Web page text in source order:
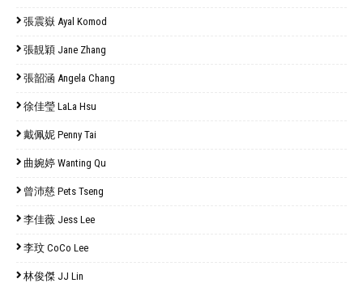
張震嶽 Ayal Komod
張靚穎 Jane Zhang
張韶涵 Angela Chang
徐佳瑩 LaLa Hsu
戴佩妮 Penny Tai
曲婉婷 Wanting Qu
曾沛慈 Pets Tseng
李佳薇 Jess Lee
李玟 CoCo Lee
林俊傑 JJ Lin